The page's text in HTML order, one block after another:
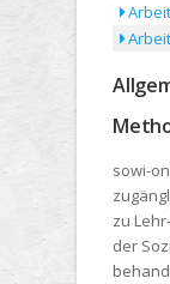
sowi-
zu
der